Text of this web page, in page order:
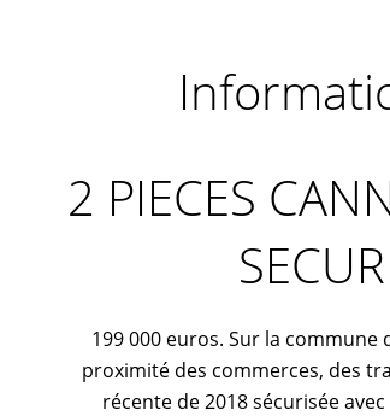
2 PIECES
199 000 euros. Sur la commune
proximité des commerces, des
récente de 2018 sécurisée